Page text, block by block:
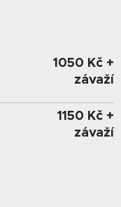
1050 Kč +
závaží
1150 Kč +
závaží